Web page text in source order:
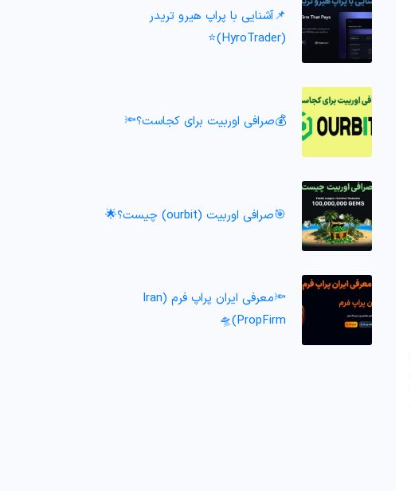
📌آشنایی با پراپ هیرو تریدر
(HyroTrader)⭐️
💰صرافی اوربیت برای کجاست؟🔦
🎯صرافی اوربیت (ourbit) چیست؟🌟
🔦معرفی ایران پراپ فرم (Iran
PropFirm)🛸